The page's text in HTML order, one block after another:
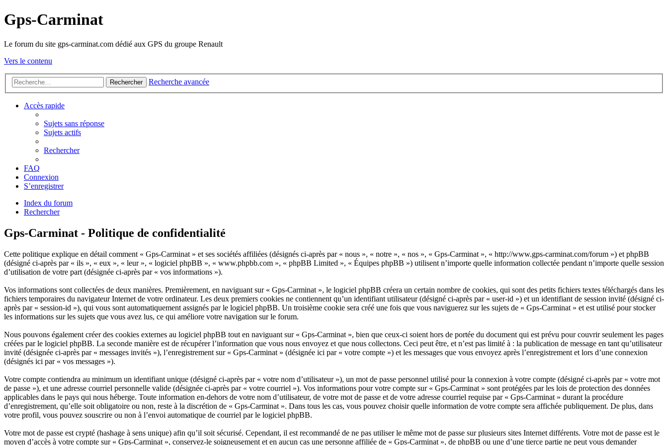
Gps-Carminat
Le forum du site gps-carminat.com dédié aux GPS du groupe Renault
Vers le contenu
Rechercher Recherche avancée
Accès rapide
Sujets sans réponse
Sujets actifs
Rechercher
FAQ
Connexion
S’enregistrer
Index du forum
Rechercher
Gps-Carminat - Politique de confidentialité
Cette politique explique en détail comment « Gps-Carminat » et ses sociétés affiliées (désignés ci-après par « nous », « notre », « nos », « Gps-Carminat », « http://www.gps-carminat.com/forum ») et phpBB
(désigné ci-après par « ils », « eux », « leur », « logiciel phpBB », « www.phpbb.com », « phpBB Limited », « Équipes phpBB ») utilisent n’importe quelle information collectée pendant n’importe quelle session
d’utilisation de votre part (désignée ci-après par « vos informations »).
Vos informations sont collectées de deux manières. Premièrement, en naviguant sur « Gps-Carminat », le logiciel phpBB créera un certain nombre de cookies, qui sont des petits fichiers textes téléchargés dans les
fichiers temporaires du navigateur Internet de votre ordinateur. Les deux premiers cookies ne contiennent qu’un identifiant utilisateur (désigné ci-après par « user-id ») et un identifiant de session invité (désigné ci-
après par « session-id »), qui vous sont automatiquement assignés par le logiciel phpBB. Un troisième cookie sera créé une fois que vous naviguerez sur les sujets de « Gps-Carminat » et est utilisé pour stocker
les informations sur les sujets que vous avez lus, ce qui améliore votre navigation sur le forum.
Nous pouvons également créer des cookies externes au logiciel phpBB tout en naviguant sur « Gps-Carminat », bien que ceux-ci soient hors de portée du document qui est prévu pour couvrir seulement les pages
créées par le logiciel phpBB. La seconde manière est de récupérer l’information que vous nous envoyez et que nous collectons. Ceci peut être, et n’est pas limité à : la publication de message en tant qu’utilisateur
invité (désignée ci-après par « messages invités »), l’enregistrement sur « Gps-Carminat » (désignée ici par « votre compte ») et les messages que vous envoyez après l’enregistrement et lors d’une connexion
(désignés ici par « vos messages »).
Votre compte contiendra au minimum un identifiant unique (désigné ci-après par « votre nom d’utilisateur »), un mot de passe personnel utilisé pour la connexion à votre compte (désigné ci-après par « votre mot
de passe »), et une adresse courriel personnelle valide (désignée ci-après par « votre courriel »). Vos informations pour votre compte sur « Gps-Carminat » sont protégées par les lois de protection des données
applicables dans le pays qui nous héberge. Toute information en-dehors de votre nom d’utilisateur, de votre mot de passe et de votre adresse courriel requise par « Gps-Carminat » durant la procédure
d’enregistrement, qu’elle soit obligatoire ou non, reste à la discrétion de « Gps-Carminat ». Dans tous les cas, vous pouvez choisir quelle information de votre compte sera affichée publiquement. De plus, dans
votre profil, vous pouvez souscrire ou non à l’envoi automatique de courriel par le logiciel phpBB.
Votre mot de passe est crypté (hashage à sens unique) afin qu’il soit sécurisé. Cependant, il est recommandé de ne pas utiliser le même mot de passe sur plusieurs sites Internet différents. Votre mot de passe est le
moyen d’accès à votre compte sur « Gps-Carminat », conservez-le soigneusement et en aucun cas une personne affiliée de « Gps-Carminat », de phpBB ou une d’une tierce partie ne peut vous demander